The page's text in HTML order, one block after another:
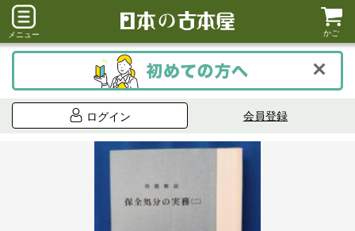
メニュー かご
ログイン 会員登録